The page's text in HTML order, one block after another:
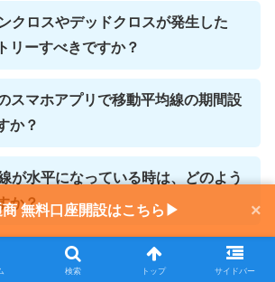
クロスやデッドクロスが発生した
リーすべきですか？
スマホアプリで移動平均線の期間設
か？
が水平になっている時は、どのよう
か？
サイトで口座開設（無料）
検索 トップ サイドバー
無料口座開設はこちら▶ ×